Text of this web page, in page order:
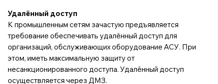
Удалённый доступ
К промышленным сетям зачастую предъявляется
требование обеспечивать удалённый доступ для
организаций, обслуживающих оборудование АСУ. При
этом, иметь максимальную защиту от
несанкционированного доступа. Удалённый доступ
осуществляется через ДМЗ.